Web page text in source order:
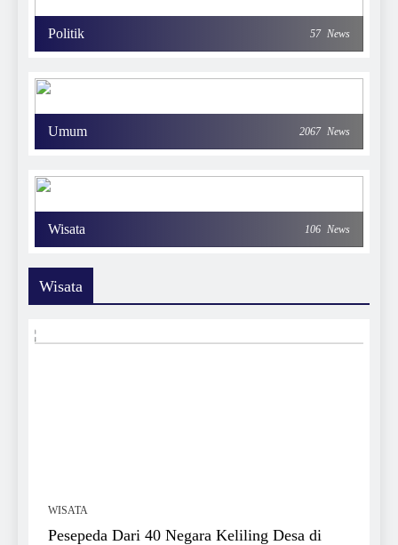
Politik 57 News
Umum 2067 News
Wisata 106 News
Wisata
WISATA
Pesepeda Dari 40 Negara Keliling Desa di